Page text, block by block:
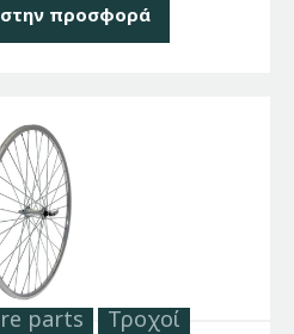
προσφορά
parts
Τροχοί